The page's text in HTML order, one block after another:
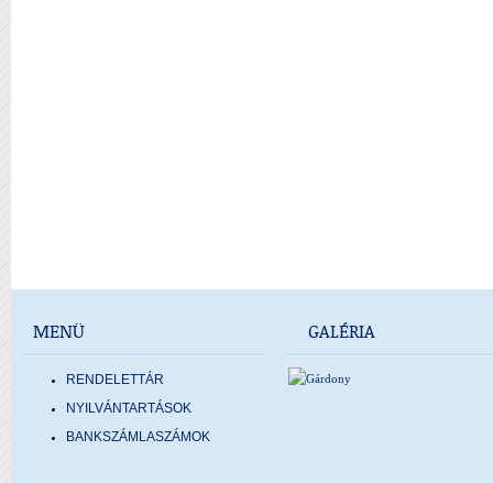
MENÜ
RENDELETTÁR
NYILVÁNTARTÁSOK
BANKSZÁMLASZÁMOK
GALÉRIA